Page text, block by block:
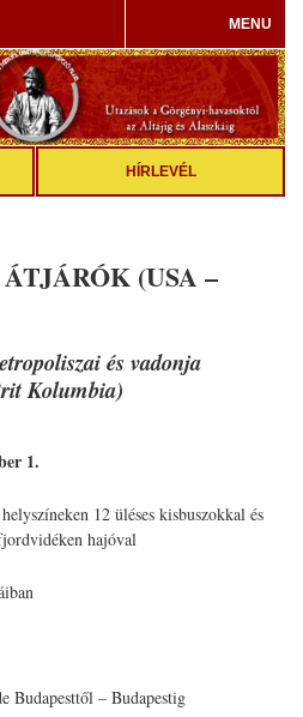
MENU
HÍRLEVÉL
(USA –
és vadonja
Kolumbia)
1.
12 üléses kisbuszokkal és
hajóval
– Budapestig